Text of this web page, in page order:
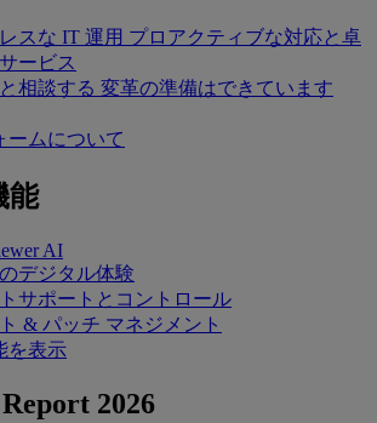
スな IT 運用 プロアクティブな対応と卓
ービス
相談する 変革の準備はできています
ームについて
能
AI
デジタル体験
サポートとコントロール
& パッチ マネジメント
を表示
2026